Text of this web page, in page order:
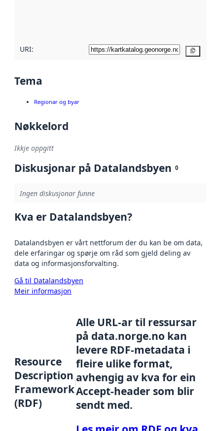
URI:
Tema
Regionar og byar
Nøkkelord
Ikkje oppgitt
Diskusjonar på Datalandsbyen 0
Ingen diskusjonar funne
Kva er Datalandsbyen?
Datalandsbyen er vårt nettforum der du kan be om data,
dele erfaringar og spørje om råd som gjeld deling av
data og informasjonsforvalting.
Gå til Datalandsbyen
Meir informasjon
Resource
Description
Framework
(RDF)
Alle URL-ar til ressursar
på data.norge.no kan
levere RDF-metadata i
fleire ulike format,
avhengig av kva for ein
Accept-header som blir
sendt med.